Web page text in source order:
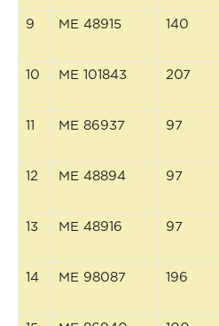
9 ΜΕ 48915 140
10 ΜΕ 101843 207
11 ΜΕ 86937 97
12 ΜΕ 48894 97
13 ΜΕ 48916 97
14 ΜΕ 98087 196